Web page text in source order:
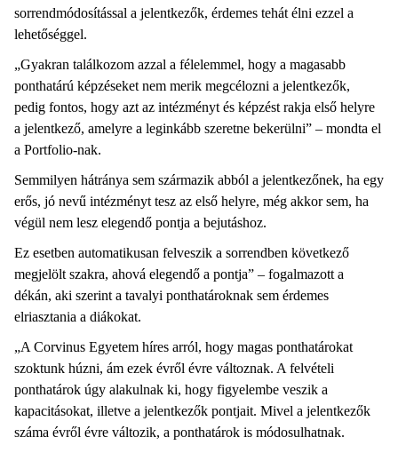
sorrendmódosítással a jelentkezők, érdemes tehát élni ezzel a
lehetőséggel.
„Gyakran találkozom azzal a félelemmel, hogy a magasabb
ponthatárú képzéseket nem merik megcélozni a jelentkezők,
pedig fontos, hogy azt az intézményt és képzést rakja első helyre
a jelentkező, amelyre a leginkább szeretne bekerülni” – mondta el
a Portfolio-nak.
Semmilyen hátránya sem származik abból a jelentkezőnek, ha egy
erős, jó nevű intézményt tesz az első helyre, még akkor sem, ha
végül nem lesz elegendő pontja a bejutáshoz.
Ez esetben automatikusan felveszik a sorrendben következő
megjelölt szakra, ahová elegendő a pontja” – fogalmazott a
dékán, aki szerint a tavalyi ponthatároknak sem érdemes
elriasztania a diákokat.
„A Corvinus Egyetem híres arról, hogy magas ponthatárokat
szoktunk húzni, ám ezek évről évre változnak. A felvételi
ponthatárok úgy alakulnak ki, hogy figyelembe veszik a
kapacitásokat, illetve a jelentkezők pontjait. Mivel a jelentkezők
száma évről évre változik, a ponthatárok is módosulhatnak.